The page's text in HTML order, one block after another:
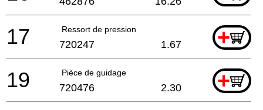
Ressort de pression +
17 720247 1.67
Pièce de guidage +
19 720476 2.30